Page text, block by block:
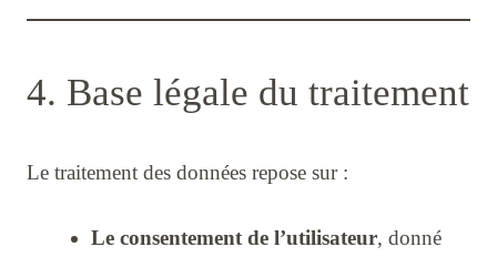
4. Base légale du traitement
Le traitement des données repose sur :
Le consentement de l’utilisateur, donné